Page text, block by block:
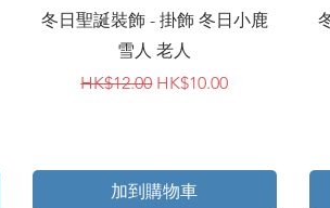
快速瀏覽
冬日聖誕裝飾 - 掛飾 冬日小鹿
雪人 老人
一般價格
HK$12.00 促銷價格
HK$10.00
加到購物車